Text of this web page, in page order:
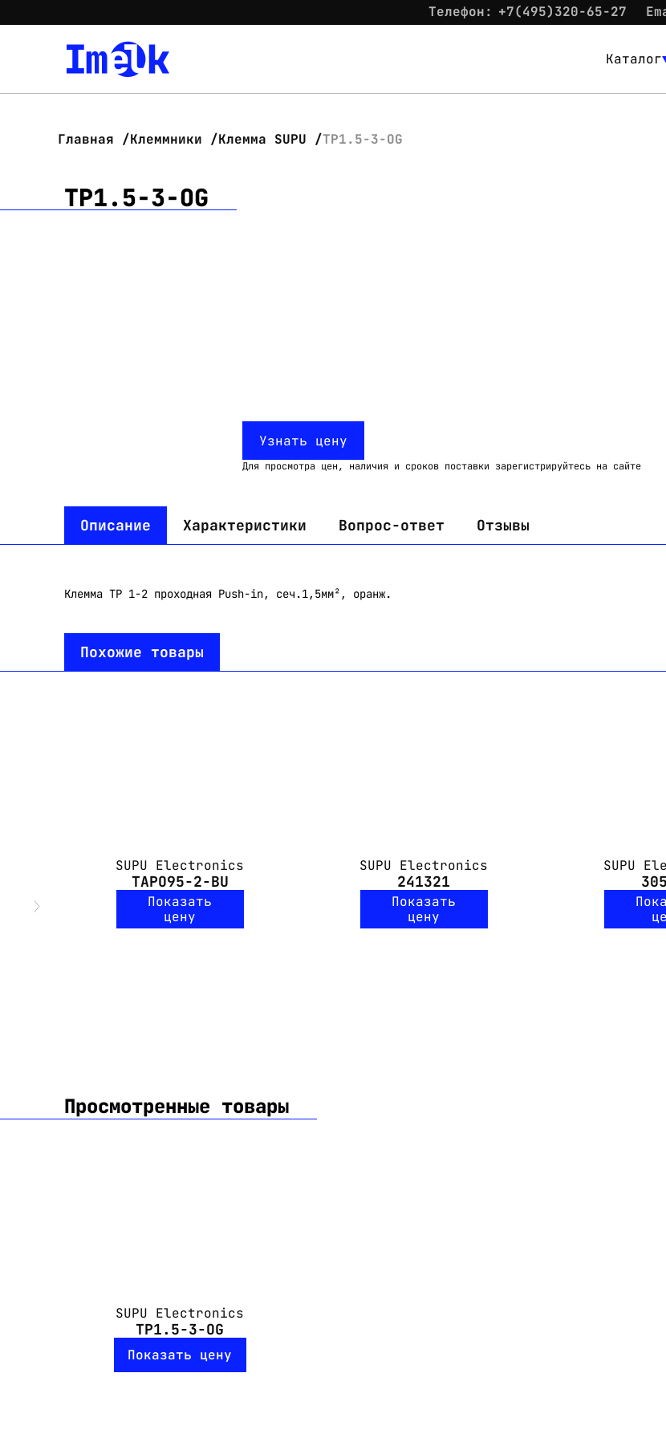
Телефон: +7(495)320-65-27
Каталог
Главная Клеммники Клемма SUPU TP1.5-3-OG
TP1.5-3-OG
Узнать цену
Для просмотра цен, наличия и сроков поставки зарегистрируйтесь на сайте
Описание Характеристики Вопрос-ответ Отзывы
Клемма TP 1-2 проходная Push-in, сеч.1,5мм², оранж.
Похожие товары
SUPU Electronics
TAPO95-2-BU
Показать
цену
SUPU Electronics
241321
Показать
цену
SUPU
Просмотренные товары
SUPU Electronics
TP1.5-3-OG
Показать цену